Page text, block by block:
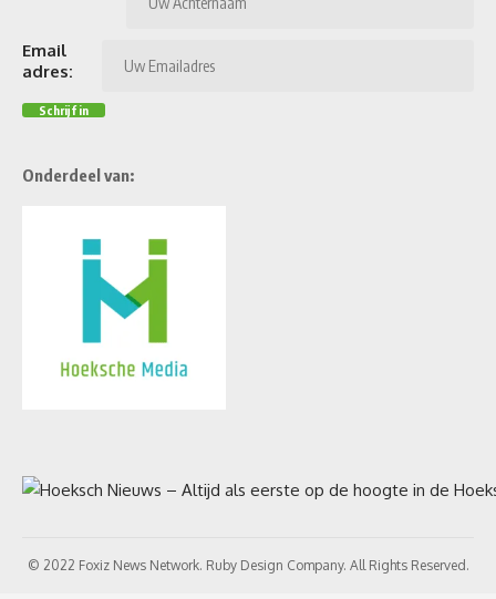
Email
adres:
Onderdeel van:
© 2022 Foxiz News Network. Ruby Design Company. All Rights Reserved.